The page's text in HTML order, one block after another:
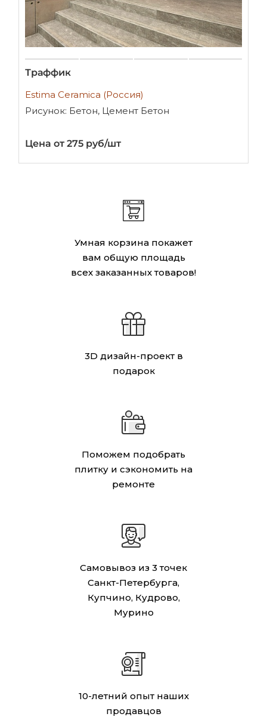
Траффик
Estima Ceramica (Россия)
Рисунок: Бетон, Цемент Бетон
Цена от 275 руб/шт
Умная корзина покажет
вам общую площадь
всех заказанных товаров!
3D дизайн-проект в
подарок
Поможем подобрать
плитку и сэкономить на
ремонте
Самовывоз из 3 точек
Санкт-Петербурга,
Купчино, Кудрово,
Мурино
10-летний опыт наших
продавцов